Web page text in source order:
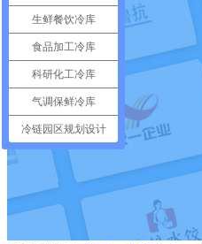
生鲜餐饮冷库
食品加工冷库
科研化工冷库
气调保鲜冷库
冷链园区规划设计